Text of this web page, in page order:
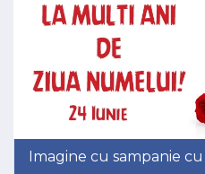
Imagine cu sampanie